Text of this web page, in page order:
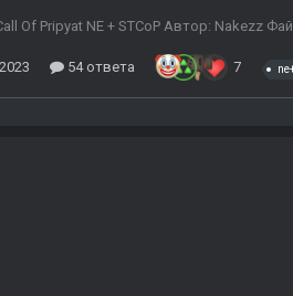
Of Pripyat NE + STCoP Автор: Nakezz
54 ответа 7